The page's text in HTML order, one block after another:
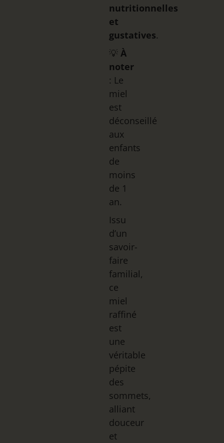
nutritionnelles
et
gustatives.
💡À
noter
: Le
miel
est
déconseillé
aux
enfants
de
moins
de 1
an.
Issu
d’un
savoir-
faire
familial,
ce
miel
raffiné
est
une
véritable
pépite
des
sommets,
alliant
douceur
et